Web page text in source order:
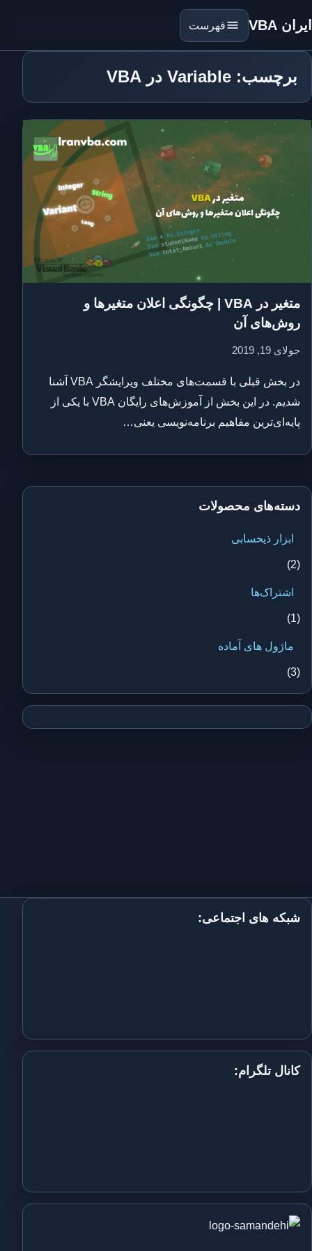
ایران VBA فهرست
برچسب: Variable در VBA
متغیر در VBA | چگونگی اعلان متغیرها و
روش‌های آن
جولای 19, 2019
در بخش قبلی با قسمت‌های مختلف ویرایشگر VBA آشنا
شدیم. در این بخش از آموزش‌های رایگان VBA با یکی از
پایه‌ای‌ترین مفاهیم برنامه‌نویسی یعنی…
دسته‌های محصولات
ابزار ذیحسابی
(2)
اشتراک‌ها
(1)
ماژول های آماده
(3)
شبکه های اجتماعی:
کانال تلگرام: